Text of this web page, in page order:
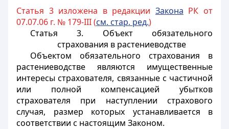
Статья 3 изложена в редакции Закона РК от
07.07.06 г. № 179-III (см. стар. ред.)
Статья 3. Объект обязательного
страхования в растениеводстве
Объектом обязательного страхования в
растениеводстве являются имущественные
интересы страхователя, связанные с частичной
или полной компенсацией убытков
страхователя при наступлении страхового
случая, размер которых устанавливается в
соответствии с настоящим Законом.